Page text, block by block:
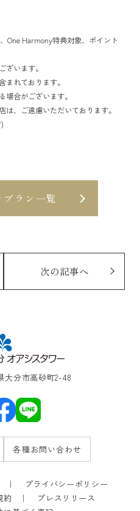
One Harmony特典対象、ポイント
います。
れております。
合がございます。
、ご遠慮いただいております。
ラン一覧
次の記事へ
大分市高砂町2-48
各種お問い合わせ
プライバシーポリシー
約
プレスリリース